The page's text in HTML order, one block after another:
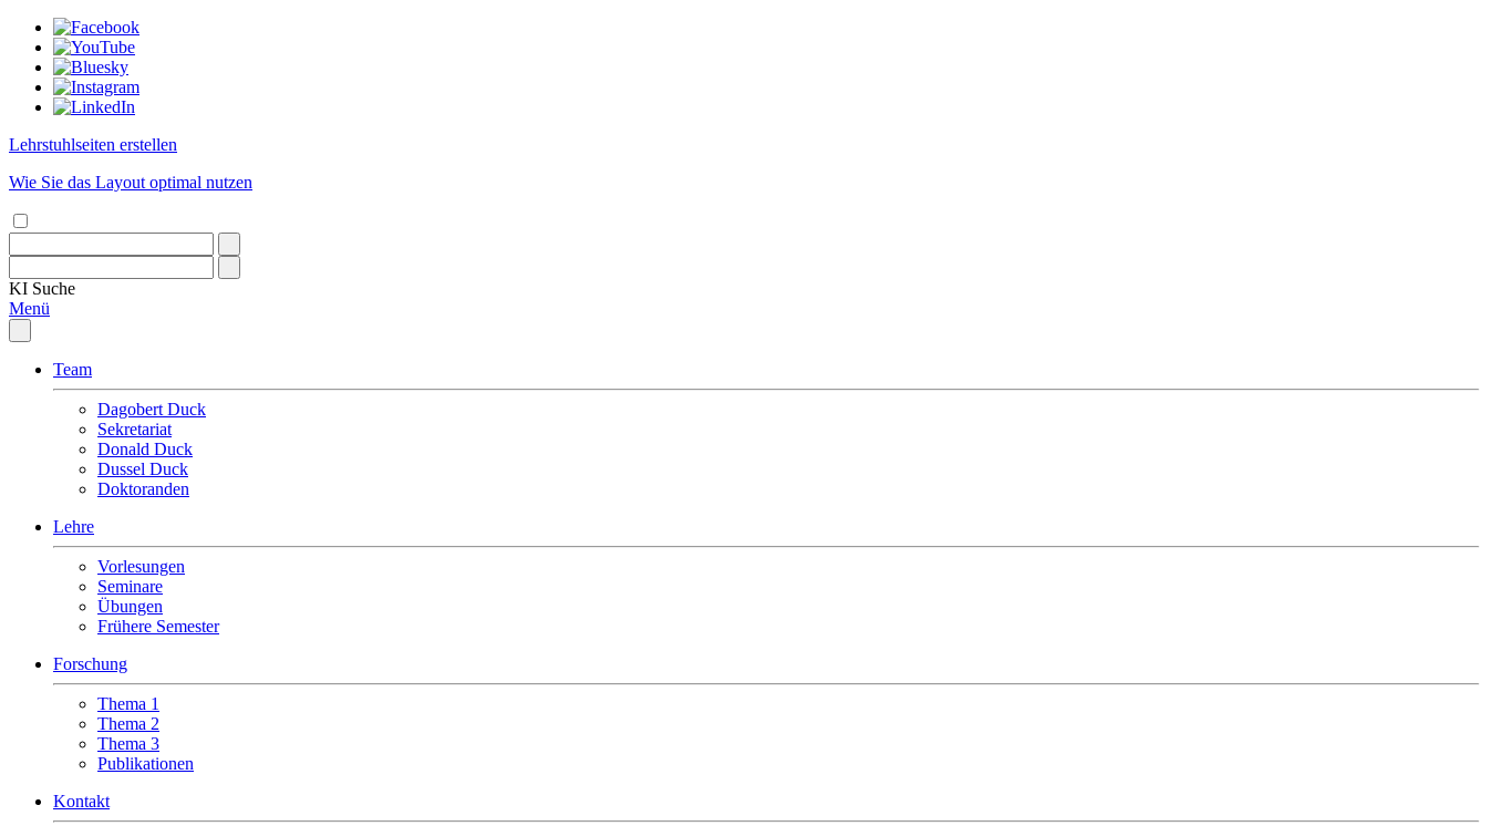
Lehrstuhlseiten erstellen
Wie Sie das Layout optimal nutzen
KI Suche
Menü
Team
Dagobert Duck
Sekretariat
Donald Duck
Dussel Duck
Doktoranden
Lehre
Vorlesungen
Seminare
Übungen
Frühere Semester
Forschung
Thema 1
Thema 2
Thema 3
Publikationen
Kontakt